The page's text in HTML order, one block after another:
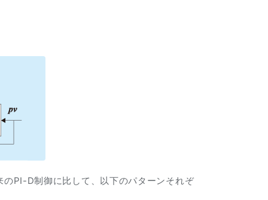
PI-D制御に比して、以下のパターンそれぞ